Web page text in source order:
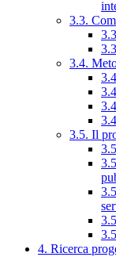
3.3.
3.4.
3.5. Il
4. Ricerca